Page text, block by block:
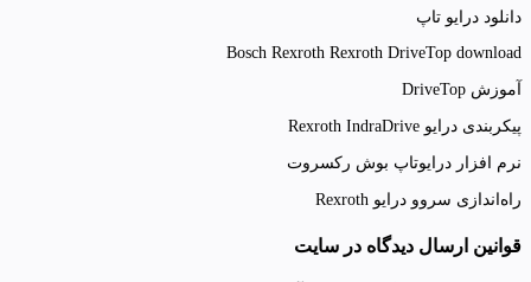
دانلود درایو تاپ
Bosch Rexroth Rexroth DriveTop download
آموزش DriveTop
پیکربندی درایو Rexroth IndraDrive
نرم افزار درایوتاپ بوش رکسروت
راه‌اندازی سروو درایو Rexroth
قوانین ارسال دیدگاه در سایت